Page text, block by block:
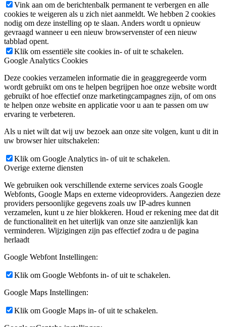
Vink aan om de berichtenbalk permanent te verbergen en alle
cookies te weigeren als u zich niet aanmeldt. We hebben 2 cookies
nodig om deze instelling op te slaan. Anders wordt u opnieuw
gevraagd wanneer u een nieuw browservenster of een nieuw
tabblad opent.
Klik om essentiële site cookies in- of uit te schakelen.
Google Analytics Cookies
Deze cookies verzamelen informatie die in geaggregeerde vorm
wordt gebruikt om ons te helpen begrijpen hoe onze website wordt
gebruikt of hoe effectief onze marketingcampagnes zijn, of om ons
te helpen onze website en applicatie voor u aan te passen om uw
ervaring te verbeteren.
Als u niet wilt dat wij uw bezoek aan onze site volgen, kunt u dit in
uw browser hier uitschakelen:
Klik om Google Analytics in- of uit te schakelen.
Overige externe diensten
We gebruiken ook verschillende externe services zoals Google
Webfonts, Google Maps en externe videoproviders. Aangezien deze
providers persoonlijke gegevens zoals uw IP-adres kunnen
verzamelen, kunt u ze hier blokkeren. Houd er rekening mee dat dit
de functionaliteit en het uiterlijk van onze site aanzienlijk kan
verminderen. Wijzigingen zijn pas effectief zodra u de pagina
herlaadt
Google Webfont Instellingen:
Klik om Google Webfonts in- of uit te schakelen.
Google Maps Instellingen:
Klik om Google Maps in- of uit te schakelen.